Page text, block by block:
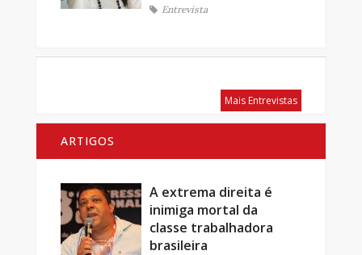
Entrevista
Mais Entrevistas
ARTIGOS
A extrema direita é
inimiga mortal da
classe trabalhadora
brasileira